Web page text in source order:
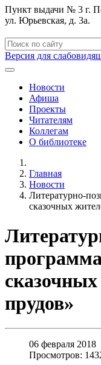
Пункт выдачи № 3 г.
ул. Юрьевская, д. 3а.
Версия для
Новости
Афиша
Проекты
Читателям
Коллегам
О библиотеке
Главная
Новости
Литературно-
сказочных
прудов»
06 февраля 2018
Просмотров: